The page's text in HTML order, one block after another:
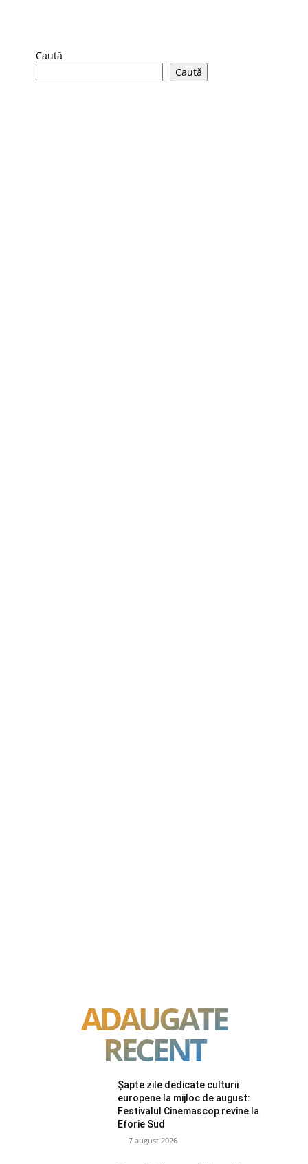
Caută
Caută
ADAUGATE
RECENT
Șapte zile dedicate culturii
europene la mijloc de august:
Festivalul Cinemascop revine la
Eforie Sud
7 august 2026